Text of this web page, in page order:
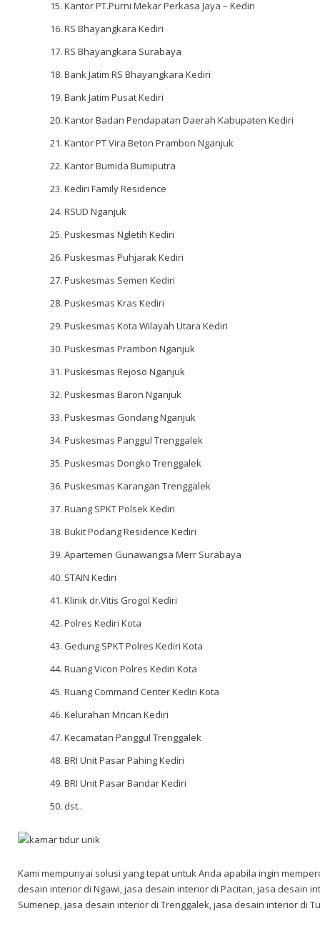
Kantor PT.Purni Mekar Perkasa Jaya – Kediri
RS Bhayangkara Kediri
RS Bhayangkara Surabaya
Bank Jatim RS Bhayangkara Kediri
Bank Jatim Pusat Kediri
Kantor Badan Pendapatan Daerah Kabupaten Kediri
Kantor PT Vira Beton Prambon Nganjuk
Kantor Bumida Bumiputra
Kediri Family Residence
RSUD Nganjuk
Puskesmas Ngletih Kediri
Puskesmas Puhjarak Kediri
Puskesmas Semen Kediri
Puskesmas Kras Kediri
Puskesmas Kota Wilayah Utara Kediri
Puskesmas Prambon Nganjuk
Puskesmas Rejoso Nganjuk
Puskesmas Baron Nganjuk
Puskesmas Gondang Nganjuk
Puskesmas Panggul Trenggalek
Puskesmas Dongko Trenggalek
Puskesmas Karangan Trenggalek
Ruang SPKT Polsek Kediri
Bukit Podang Residence Kediri
Apartemen Gunawangsa Merr Surabaya
STAIN Kediri
Klinik dr.Vitis Grogol Kediri
Polres Kediri Kota
Gedung SPKT Polres Kediri Kota
Ruang Vicon Polres Kediri Kota
Ruang Command Center Kediri Kota
Kelurahan Mrican Kediri
Kecamatan Panggul Trenggalek
BRI Unit Pasar Pahing Kediri
BRI Unit Pasar Bandar Kediri
dst..
Kami mempunyai solusi yang tepat untuk Anda apabila ingin
desain interior di Ngawi, jasa desain interior di Pacitan, jasa desain
Sumenep, jasa desain interior di Trenggalek, jasa desain interior di